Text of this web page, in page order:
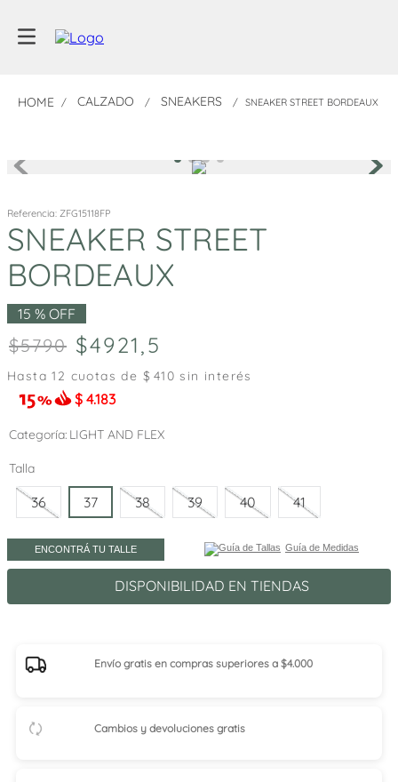
CALZADO SNEAKERS SNEAKER STREET BORDEAUX
Referencia: ZFG15118FP
SNEAKER STREET
BORDEAUX
15 % OFF
5790 4921, 5
Hasta12 cuotas de $ 410 sin interés
$ 4.183
Categoría LIGHT AND FLEX
Talla
36 37 38 39 40 41
ENCONTRÁ TU TALLE Guía de Medidas
DISPONIBILIDAD EN TIENDAS
Envío gratis en compras superiores a $4.000
Cambios y devoluciones gratis